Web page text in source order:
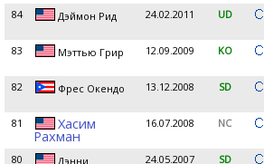
84 Дэймон Рид 24.02.2011 UD
83 Мэттью Грир 12.09.2009 KO
82 Фрес Окендо 13.12.2008 SD
81 Хасим
Рахман
16.07.2008 NC
80
Дэнни
24.05.2007 SD